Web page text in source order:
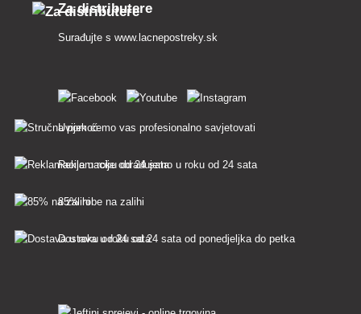
Za distributere
Surađujte s www.lacnepostreky.sk
Uvijek ćemo vas profesionalno savjetovati
Reklamacije obrađujemo u roku od 24 sata
85% robe na zalihi
Dostava u roku od 24 sata od ponedjeljka do petka